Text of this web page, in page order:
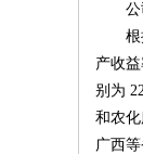
公司
根据
产收
别为
和农
广西